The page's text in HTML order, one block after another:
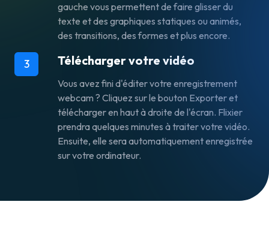
gauche vous permettent de faire glisser du
texte et des graphiques statiques ou animés,
des transitions, des formes et plus encore.
3 Télécharger votre vidéo
Vous avez fini d'éditer votre enregistrement
webcam ? Cliquez sur le bouton Exporter et
télécharger en haut à droite de l'écran. Flixier
prendra quelques minutes à traiter votre vidéo.
Ensuite, elle sera automatiquement enregistrée
sur votre ordinateur.